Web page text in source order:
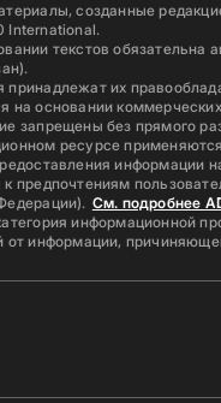
созданные
International.
текстов обязательна
принадлежат их
на основании
запрещены без прямого
ресурсе
информации
предпочтениям
См. подробнее
информационной
от информации,